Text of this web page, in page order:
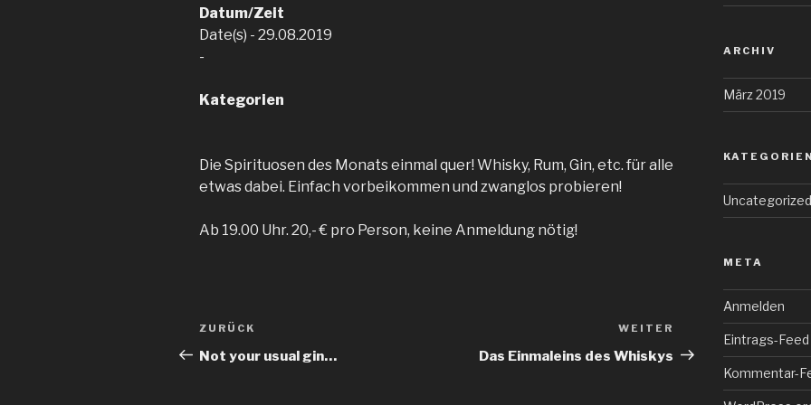
Datum/Zeit
Date(s) - 29.08.2019
-
Kategorien
Die Spirituosen des Monats einmal quer! Whisky, Rum, Gin, etc. für alle
etwas dabei. Einfach vorbeikommen und zwanglos probieren!
Ab 19.00 Uhr. 20,- € pro Person, keine Anmeldung nötig!
Beitragsnavigation
Vorheriger
Beitrag
ZURÜCK
Not your usual gin…
Nächster
Beitrag
WEITER
Das Einmaleins des Whiskys
ARCHIV
März 2019
KATEGORIEN
Uncategorized
META
Anmelden
Eintrags-Feed
Kommentar-